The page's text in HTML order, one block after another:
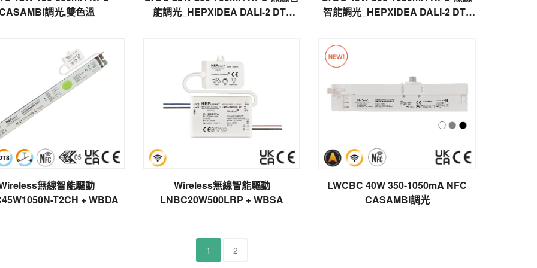
調光,雙色溫
能調光_HEPXIDEA DALI-2 DT8
智能調光_HEPXIDEA DALI-2 DT8
無線智能驅動
T2CH + WBDA
Wireless無線智能驅動
LNBC20W500LRP + WBSA
LWCBC 40W 350-1050mA NFC
CASAMBI調光
1 2